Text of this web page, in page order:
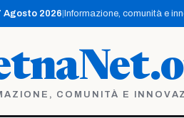
Agosto 2026 Informazione, comunità e
COMUNITÀ E